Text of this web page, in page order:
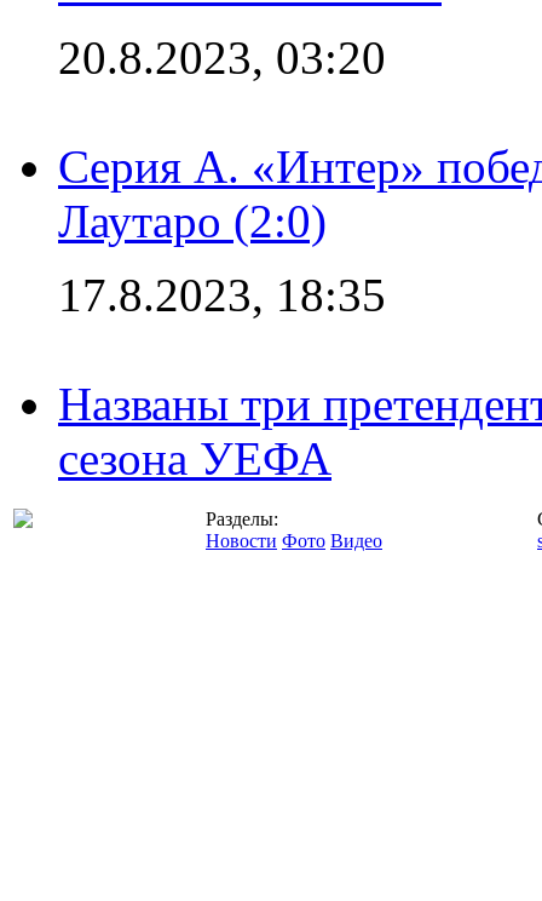
20.8.2023, 03:20
Серия А. «Интер»
Лаутаро (2:0)
17.8.2023, 18:35
Названы три
сезона УЕФА
Разделы:
Новости Фото Видео